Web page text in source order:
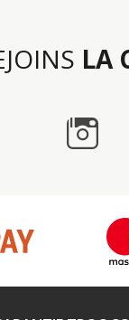
LA